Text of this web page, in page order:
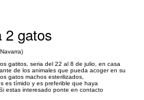
2 gatos
gatitos, seria del 22 al 8 de julio, en casa
de los animales que pueda acoger en su
gatos machos esterilizados,
es tímido y es preferible que haya
estas interesado ponte en contacto